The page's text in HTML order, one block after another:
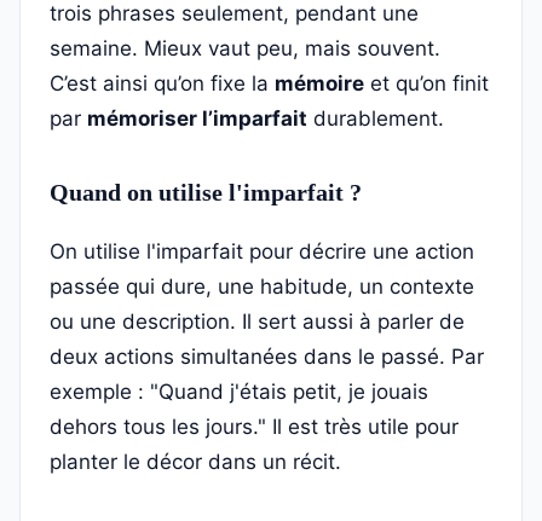
trois phrases seulement, pendant une
semaine. Mieux vaut peu, mais souvent.
C’est ainsi qu’on fixe la mémoire et qu’on finit
par mémoriser l’imparfait durablement.
Quand on utilise l'imparfait ?
On utilise l'imparfait pour décrire une action
passée qui dure, une habitude, un contexte
ou une description. Il sert aussi à parler de
deux actions simultanées dans le passé. Par
exemple : "Quand j'étais petit, je jouais
dehors tous les jours." Il est très utile pour
planter le décor dans un récit.